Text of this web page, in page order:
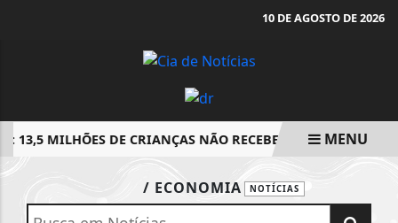
10 DE AGOSTO DE 2026
13,5 MILHÕES DE CRIANÇAS NÃO RECEBEM VACINA NO 1°
MENU
/ ECONOMIA NOTÍCIAS